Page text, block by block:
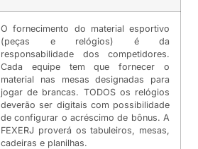
O fornecimento do material esportivo
(peças e relógios) é da
responsabilidade dos competidores.
Cada equipe tem que fornecer o
material nas mesas designadas para
jogar de brancas. TODOS os relógios
deverão ser digitais com possibilidade
de configurar o acréscimo de bônus. A
FEXERJ proverá os tabuleiros, mesas,
cadeiras e planilhas.